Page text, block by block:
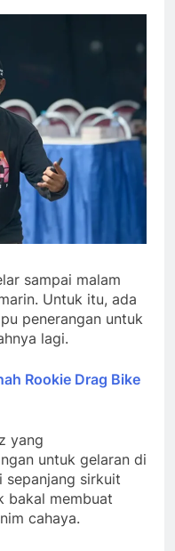
sampai malam
Untuk itu, ada
penerangan untuk
lagi.
Rookie Drag Bike
yang
untuk gelaran di
sepanjang sirkuit
bakal membuat
cahaya.